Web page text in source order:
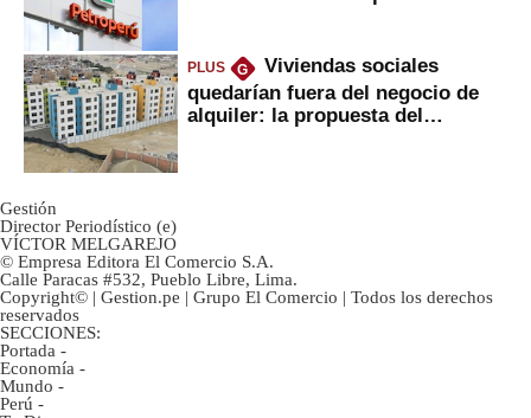
PLUS G
Viviendas sociales
quedarían fuera del negocio de
alquiler: la propuesta del
Gestión
Director Periodístico (e)
VÍCTOR MELGAREJO
© Empresa Editora El Comercio S.A.
Calle Paracas #532, Pueblo Libre, Lima.
Copyright© | Gestion.pe | Grupo El Comercio | Todos los derechos
reservados
SECCIONES:
Portada -
Economía -
Mundo -
Perú -